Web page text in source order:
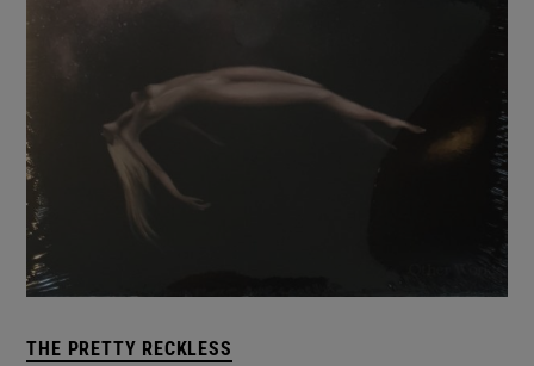
THE PRETTY RECKLESS